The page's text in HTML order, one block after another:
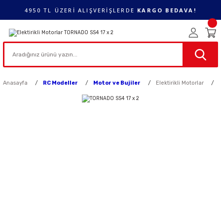
4950 TL ÜZERİ ALIŞVERİŞLERDE KARGO BEDAVA!
Anasayfa RC Modeller Motor ve Bujiler Elektirikli Motorlar